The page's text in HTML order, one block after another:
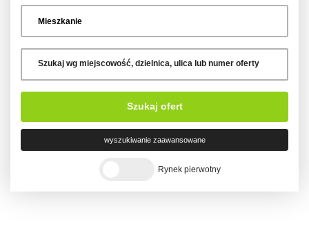
Szukaj ofert
wyszukiwanie zaawansowane
Rynek pierwotny